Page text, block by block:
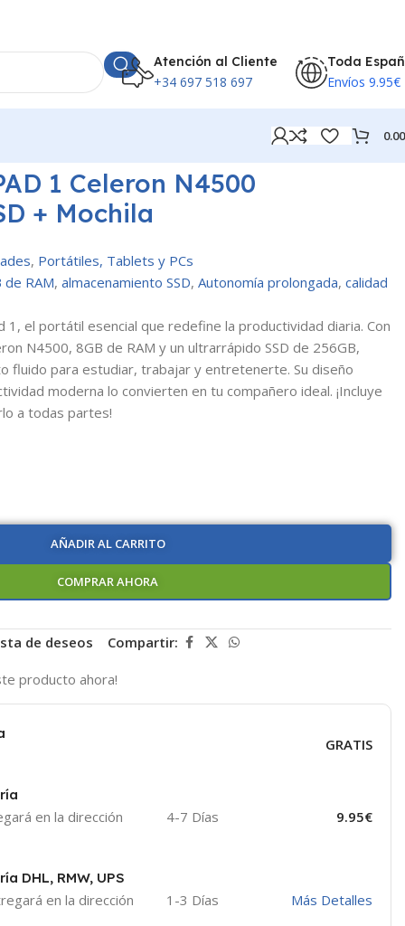
Atención al Cliente
+34 697 518 697
Toda
Envíos 9.95€
1 Celeron N4500
+ Mochila
, Portátiles, Tablets y PCs
de RAM, almacenamiento SSD, Autonomía prolongada, calidad
1, el portátil esencial que redefine la productividad diaria. Con
N4500, 8GB de RAM y un ultrarrápido SSD de 256GB,
fluido para estudiar, trabajar y entretenerte. Su diseño
moderna lo convierten en tu compañero ideal. ¡Incluye
a todas partes!
AÑADIR AL CARRITO
COMPRAR AHORA
de deseos Compartir:
producto ahora!
GRATIS
en la dirección
4-7 Días 9.95€
DHL, RMW, UPS
en la dirección
1-3 Días Más Detalles